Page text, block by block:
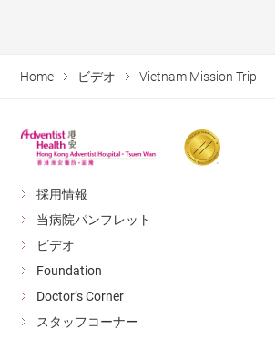
Home ビデオ Vietnam Mission Trip
採用情報
当病院パンフレット
ビデオ
Foundation
Doctor’s Corner
スタッフコーナー